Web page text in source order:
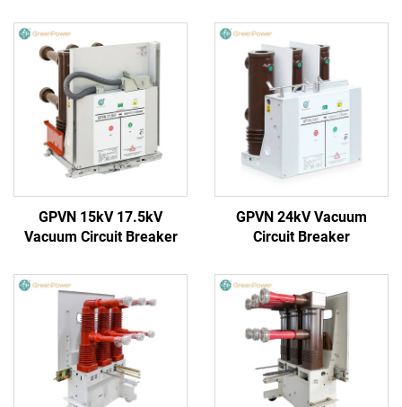
GPVN 15kV 17.5kV
Vacuum Circuit Breaker
GPVN 24kV Vacuum
Circuit Breaker